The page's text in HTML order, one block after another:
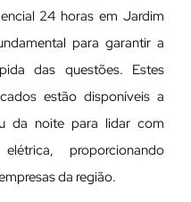
24 horas em Jardim
para garantir a
das questões. Estes
estão disponíveis a
da noite para lidar com
proporcionando
da região.